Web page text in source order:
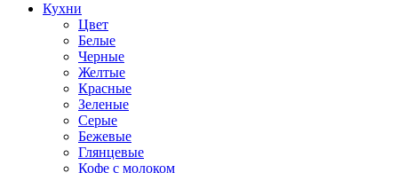
Кухни
Цвет
Белые
Черные
Желтые
Красные
Зеленые
Серые
Бежевые
Глянцевые
Кофе с молоком